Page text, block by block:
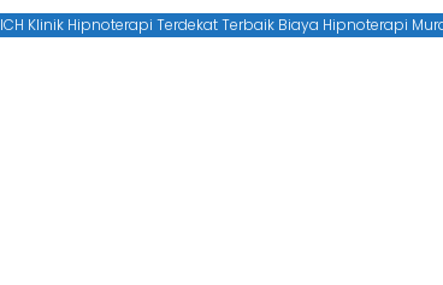
ICH Klinik Hipnoterapi Terdekat Terbaik Biaya Hipnoterapi